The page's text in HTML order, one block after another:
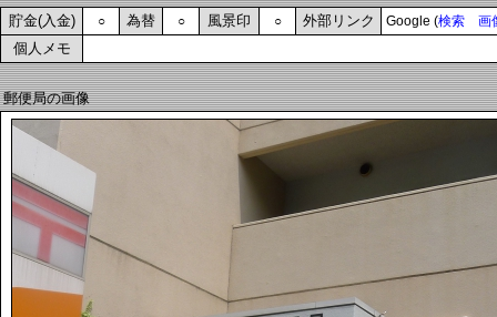
貯金(入金) ○ 為替 ○ 風景印 ○ 外部リンク Google (検索 画
個人メモ
郵便局の画像